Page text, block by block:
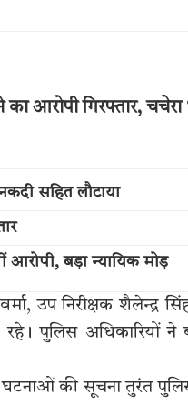
आरोपी गिरफ्तार,
सहित लौटाया
आरोपी, बड़ा न्यायिक मोड़
उप निरीक्षक शैलेन्द्र
पुलिस अधिकारियों ने
की सूचना तुरंत